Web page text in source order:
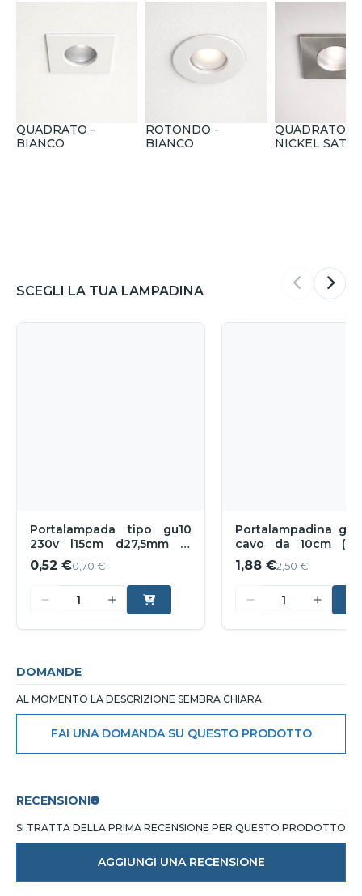
QUADRATO -
BIANCO
ROTONDO -
BIANCO
QUADRATO -
NICKEL
SCEGLI LA TUA LAMPADINA
Portalampada tipo gu10
230v l15cm d27,5mm in
ceramica
0,52 €0,70 €
Portalampadina
cavo da 10cm
diametro 28cm
1,88 €2,50 €
DOMANDE
AL MOMENTO LA DESCRIZIONE SEMBRA CHIARA
FAI UNA DOMANDA SU QUESTO PRODOTTO
RECENSIONI
SI TRATTA DELLA PRIMA RECENSIONE PER QUESTO PRODOTTO
AGGIUNGI UNA RECENSIONE